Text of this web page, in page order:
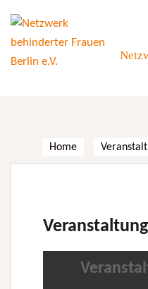
content
Home